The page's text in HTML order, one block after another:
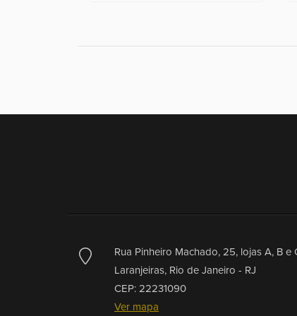
Rua Pinheiro Machado, 25, lojas A, B e
Laranjeiras, Rio de Janeiro - RJ
CEP: 22231090
Ver mapa